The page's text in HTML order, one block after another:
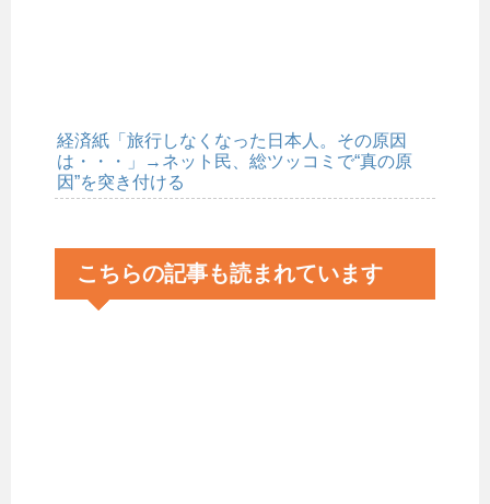
経済紙「旅行しなくなった日本人。その原因
は・・・」→ネット民、総ツッコミで“真の原
因”を突き付ける
こちらの記事も読まれています